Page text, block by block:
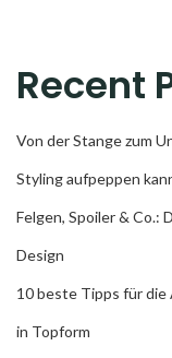
Recent
Von der Stange zum
Styling aufpeppen
Felgen, Spoiler & Co.:
Design
10 beste Tipps für
in Topform